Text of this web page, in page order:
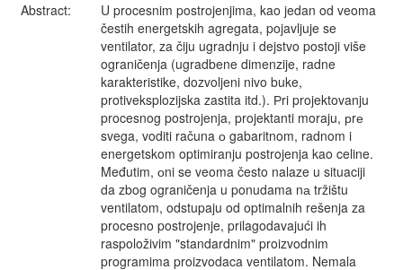
Abstract:
U procesnim postrojenjima, kao jedan od veoma
čestih energetskih agregata, pojavljuje se
ventilator, za čiju ugradnju i dejstvo postoji više
ograničenja (ugradbene dimenzije, radne
karakteristike, dozvoljeni nivo buke,
protiveksplozijska zastita itd.). Рri projektovanju
procesnog postrojenja, projektanti moraju, рrе
svega, voditi računa о gabaritnom, radnom i
energetskom optimiranju postrojenja kao celine.
Međutim, оni se veoma često nalaze u situaciji
da zbog ograničenja u ponudama nа tržištu
ventilatom, odstupaju od optimalnih rešenja za
procesno postrojenje, prilagodavajući ih
raspoloživim "standardnim" proizvodnim
programima proizvodaca ventilatom. Nemala